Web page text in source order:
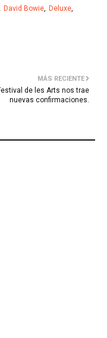
David Bowie
Deluxe
MÁS RECIENTE
de les Arts nos trae
nuevas confirmaciones.